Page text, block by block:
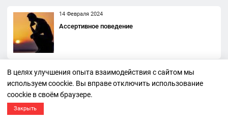
14 Февраля 2024
Ассертивное поведение
29 Мая 2020
Телепатия
В целях улучшения опыта взаимодействия с сайтом мы
используем coockie. Вы вправе отключить использование
coockie в своём браузере.
Закрыть